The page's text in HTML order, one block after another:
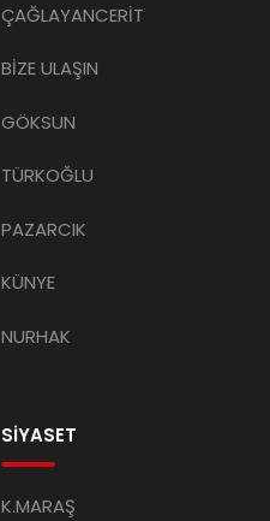
ÇAĞLAYANCERİT
BİZE ULAŞIN
GÖKSUN
TÜRKOĞLU
PAZARCIK
KÜNYE
NURHAK
SİYASET
K.MARAŞ